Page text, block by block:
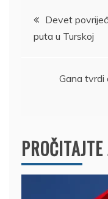
Kretanje
članka
Devet
puta u Turskoj
Gana tvrdi
PROČITAJTE